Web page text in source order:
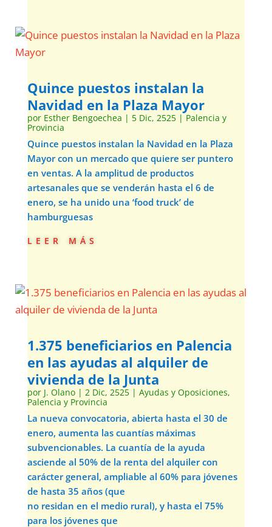
Quince puestos instalan la
Navidad en la Plaza Mayor
por Esther Bengoechea | 5 Dic, 2525| Palencia y
Provincia
Quince puestos instalan la Navidad en la Plaza
Mayor con un mercado que quiere ser puntero
en ventas. A la amplitud de productos
artesanales que se venderán hasta el 6 de
enero, se ha unido una ‘food truck’ de
hamburguesas
leer más
1.375 beneficiarios en Palencia
en las ayudas al alquiler de
vivienda de la Junta
por J. Olano| 2 Dic, 2525| Ayudas y Oposiciones,
Palencia y Provincia
La nueva convocatoria, abierta hasta el 30 de
enero, aumenta las cuantías máximas
subvencionables. La cuantía de la ayuda
asciende al 50% de la renta del alquiler con
carácter general, ampliable al 60% para jóvenes
de hasta 35 años (que
no residan en el medio rural), y hasta el 75%
para los jóvenes que